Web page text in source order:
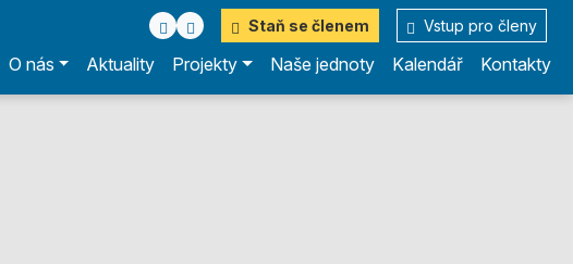
Staň se členem Vstup pro členy
O nás Aktuality Projekty Naše jednoty Kalendář Kontakty